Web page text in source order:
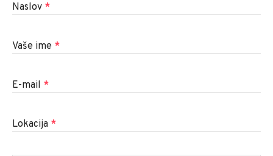
Naslov *
Vaše ime *
E-mail *
Lokacija *